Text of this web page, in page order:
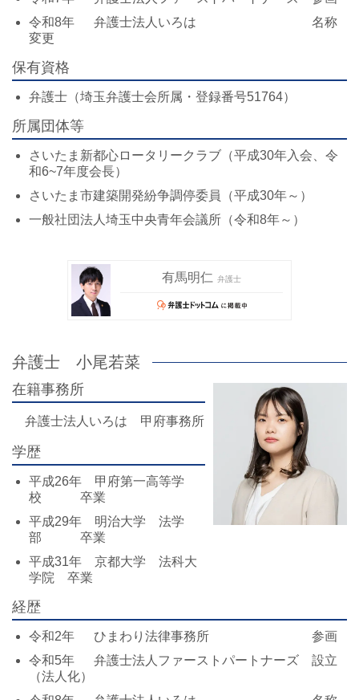
令和8年 弁護士法人いろは 名称
変更
保有資格
弁護士（埼玉弁護士会所属・登録番号51764）
所属団体等
さいたま新都心ロータリークラブ（平成30年入会、令
和6~7年度会長）
さいたま市建築開発紛争調停委員（平成30年～）
一般社団法人埼玉中央青年会議所（令和8年～）
弁護士 小尾若菜
在籍事務所
弁護士法人いろは 甲府事務所
学歴
平成26年 甲府第一高等学
校 卒業
平成29年 明治大学 法学
部 卒業
平成31年 京都大学 法科大
学院 卒業
経歴
令和2年 ひまわり法律事務所 参画
令和5年 弁護士法人ファーストパートナーズ 設立
（法人化）